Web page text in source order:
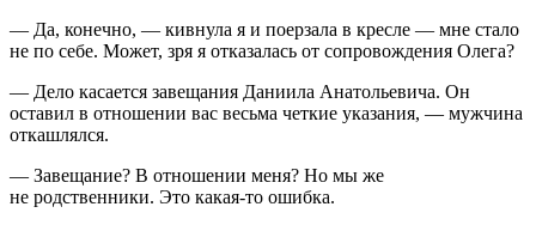
— Да, конечно, — кивнула я и поерзала в кресле — мне стало
не по себе. Может, зря я отказалась от сопровождения Олега?
— Дело касается завещания Даниила Анатольевича. Он
оставил в отношении вас весьма четкие указания, — мужчина
откашлялся.
— Завещание? В отношении меня? Но мы же
не родственники. Это какая-то ошибка.